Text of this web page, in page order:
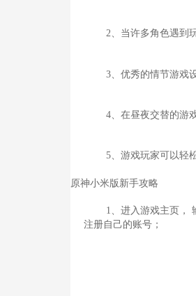
2、当许多角色遇到
3、优秀的情节游戏
4、在昼夜交替的游
5、游戏玩家可以轻
原神小米版新手攻略
1、进入游戏主页，
注册自己的账号；